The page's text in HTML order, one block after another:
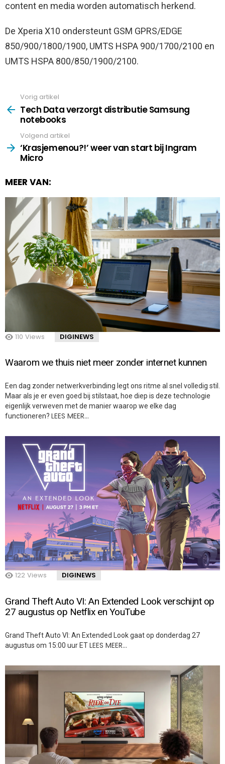
content en media worden automatisch herkend.
De Xperia X10 ondersteunt GSM GPRS/EDGE
850/900/1800/1900, UMTS HSPA 900/1700/2100 en
UMTS HSPA 800/850/1900/2100.
more
Vorig artikel
Tech Data verzorgt distributie Samsung
notebooks
Volgend artikel
‘Krasjemenou?!’ weer van start bij Ingram
Micro
MEER VAN:
110 Views DIGINEWS
Waarom we thuis niet meer zonder internet kunnen
Een dag zonder netwerkverbinding legt ons ritme al snel volledig stil.
Maar als je er even goed bij stilstaat, hoe diep is deze technologie
eigenlijk verweven met de manier waarop we elke dag
functioneren? LEES MEER…
122 Views DIGINEWS
Grand Theft Auto VI: An Extended Look verschijnt op
27 augustus op Netflix en YouTube
Grand Theft Auto VI: An Extended Look gaat op donderdag 27
augustus om 15:00 uur ETLEES MEER…